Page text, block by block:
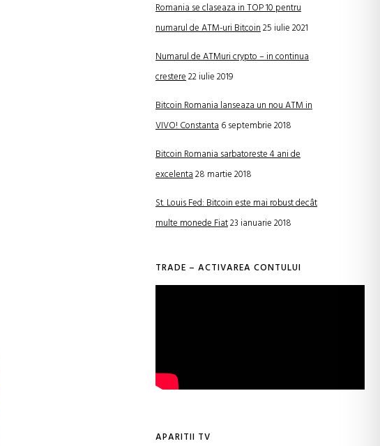
Romania se claseaza in TOP 10 pentru
numarul de ATM-uri Bitcoin25 iulie 2021
Numarul de ATMuri crypto – in continua
crestere22 iulie 2019
Bitcoin Romania lanseaza un nou ATM in
VIVO! Constanta6 septembrie 2018
Bitcoin Romania sarbatoreste 4 ani de
excelenta28 martie 2018
St. Louis Fed: Bitcoin este mai robust decât
multe monede Fiat23 ianuarie 2018
TRADE – ACTIVAREA CONTULUI
APARITII TV